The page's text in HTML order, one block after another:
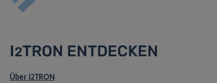
I2TRON ENTDECKEN
Über i2TRON